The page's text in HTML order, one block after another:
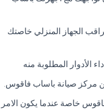
الجهاز المنزلي خاصتك
المطلوبة منه
مركز صيانة باساب فاقوس.
خاصة عندما يكون الامر